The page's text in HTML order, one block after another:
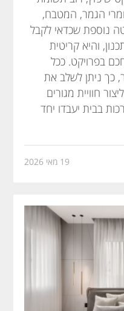
הגמר, המטבח,
נוספת שכדאי לקבל
והיא קריטית
החכם בפרויקט. ככל
כך ניתן לשלב את
חוויית מגורים
בבית יעבדו יחד
19 מאי 2026